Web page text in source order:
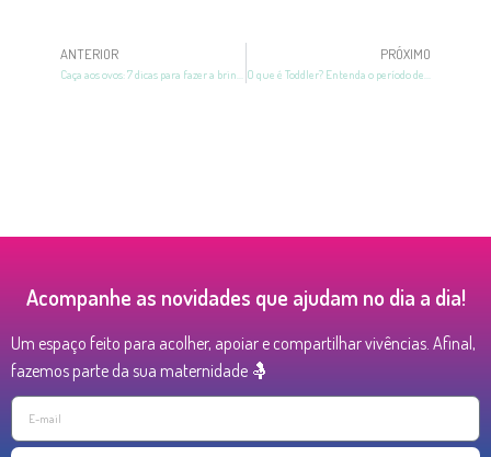
ANTERIOR PRÓXIMO
Acompanhe as novidades que ajudam no dia a dia!
Um espaço feito para acolher, apoiar e compartilhar vivências. Afinal,
fazemos parte da sua maternidade 🤱